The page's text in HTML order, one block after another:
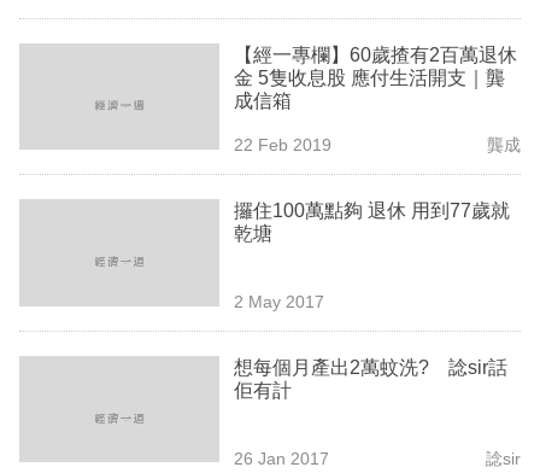
技
生
【經一專欄】60歲揸有2百萬退休
金 5隻收息股 應付生活開支｜龔
成信箱
22 Feb 2019 龔成
攞住100萬點夠 退休 用到77歲就
乾塘
2 May 2017
想每個月產出2萬蚊洗? 諗sir話
佢有計
26 Jan 2017 諗sir